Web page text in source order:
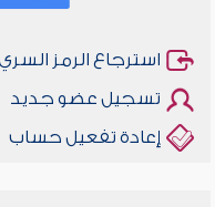
استرجاع الرمز
تسجيل عضو جديد
إعادة تفعيل حساب